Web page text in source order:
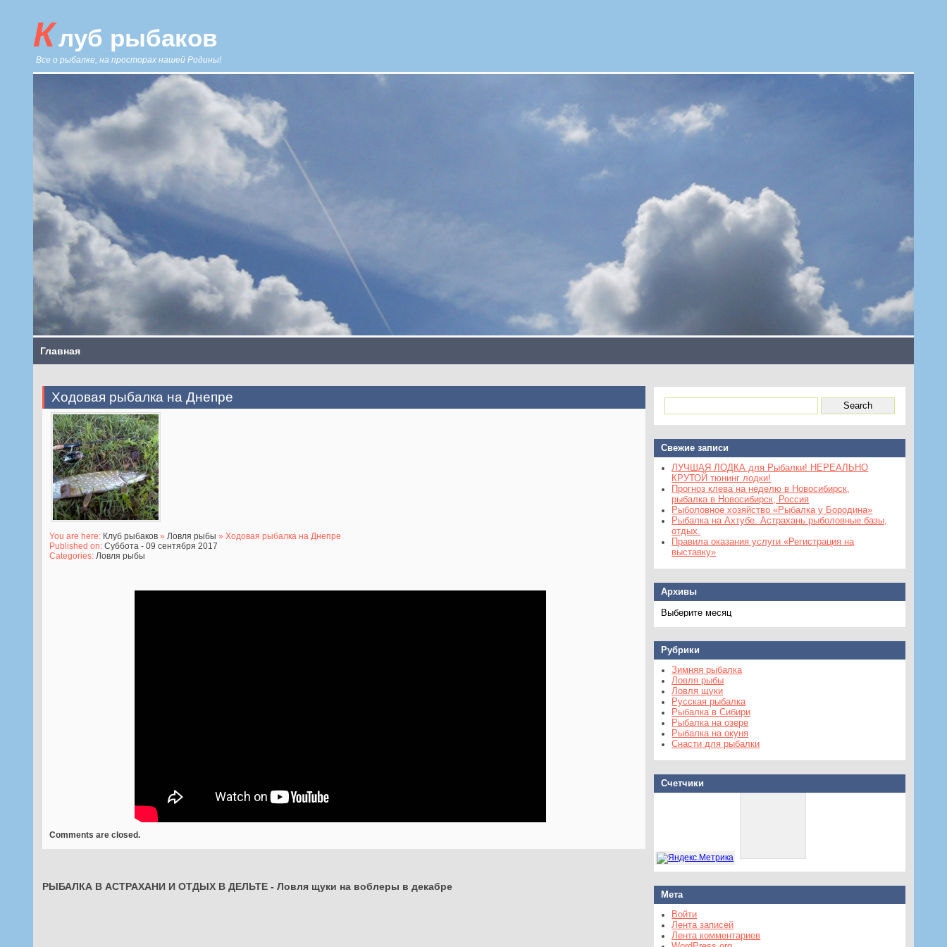
Клуб рыбаков
Все о рыбалке, на просторах нашей Родины!
Главная
Ходовая рыбалка на Днепре
You are here: Клуб рыбаков» Ловля рыбы » Ходовая рыбалка на Днепре
Published on: Суббота - 09 сентября 2017
Categories: Ловля рыбы
Comments are closed.
РЫБАЛКА В АСТРАХАНИ И ОТДЫХ В ДЕЛЬТЕ- Ловля щуки на воблеры в декабре
Свежие записи
ЛУЧШАЯ ЛОДКА для Рыбалки! НЕРЕАЛЬНО
КРУТОЙ тюнинг лодки!
Прогноз клева на неделю в Новосибирск,
рыбалка в Новосибирск, Россия
Рыболовное хозяйство «Рыбалка у Бородина»
Рыбалка на Ахтубе. Астрахань рыболовные базы,
отдых.
Правила оказания услуги «Регистрация на
выставку»
Архивы
Архивы
Рубрики
Зимняя рыбалка
Ловля рыбы
Ловля щуки
Русская рыбалка
Рыбалка в Сибири
Рыбалка на озере
Рыбалка на окуня
Снасти для рыбалки
Счетчики
Мета
Войти
Лента записей
Лента комментариев